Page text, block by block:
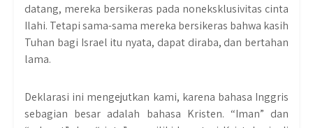
datang, mereka bersikeras pada noneksklusivitas cinta
Ilahi. Tetapi sama-sama mereka bersikeras bahwa kasih
Tuhan bagi Israel itu nyata, dapat diraba, dan bertahan
lama.
Deklarasi ini mengejutkan kami, karena bahasa Inggris
sebagian besar adalah bahasa Kristen. “Iman” dan